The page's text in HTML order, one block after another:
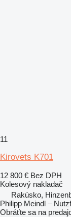
11
Kirovets K701
12 800 € Bez DPH
Kolesový nakladač
Rakúsko,
Philipp Meindl –
Obráťte sa na